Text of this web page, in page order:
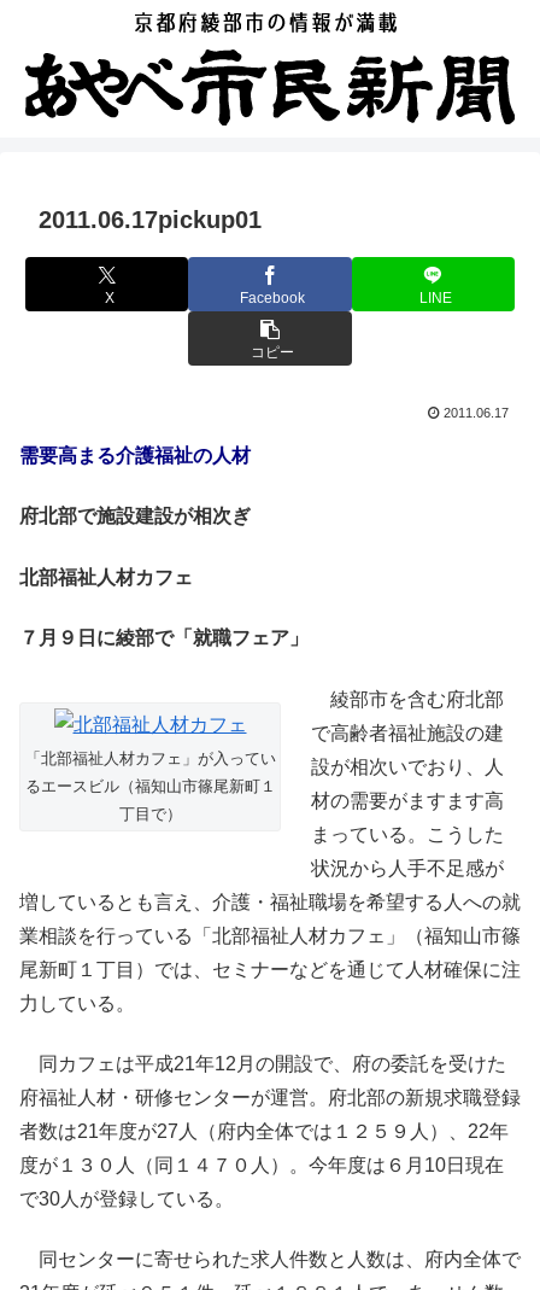
2011.06.17pickup01
X Facebook LINE
コピー
2011.06.17
需要高まる介護福祉の人材
府北部で施設建設が相次ぎ
北部福祉人材カフェ
７月９日に綾部で「就職フェア」
「北部福祉人材カフェ」が入ってい
るエースビル（福知山市篠尾新町１
丁目で）
綾部市を含む府北部
で高齢者福祉施設の建
設が相次いでおり、人
材の需要がますます高
まっている。こうした
状況から人手不足感が
増しているとも言え、介護・福祉職場を希望する人への就
業相談を行っている「北部福祉人材カフェ」（福知山市篠
尾新町１丁目）では、セミナーなどを通じて人材確保に注
力している。
同カフェは平成21年12月の開設で、府の委託を受けた
府福祉人材・研修センターが運営。府北部の新規求職登録
者数は21年度が27人（府内全体では１２５９人）、22年
度が１３０人（同１４７０人）。今年度は６月10日現在
で30人が登録している。
同センターに寄せられた求人件数と人数は、府内全体で